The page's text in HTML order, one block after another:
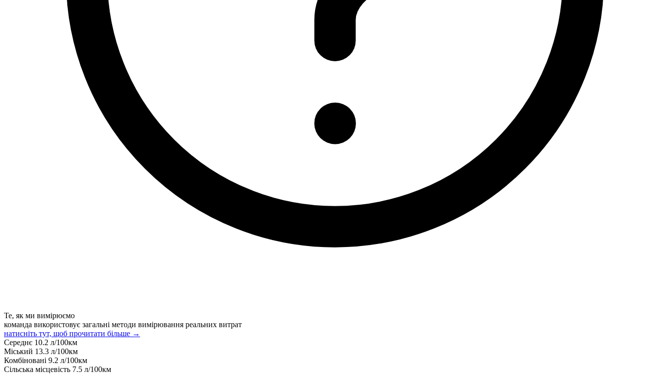
Те, як ми вимірюємо
команда використовує загальні методи вимірювання реальних витрат
натисніть тут, щоб прочитати більше →
Середнє 10.2 л/100км
Міський 13.3 л/100км
Комбіновані 9.2 л/100км
Сільська місцевість 7.5 л/100км